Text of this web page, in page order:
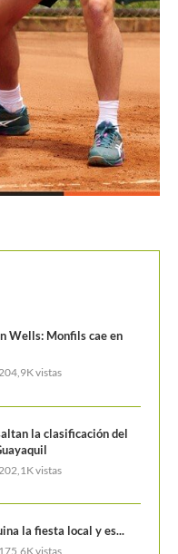
Wells: Monfils cae en
204,9K vistas
la clasificación del
202,1K vistas
la fiesta local y es...
175,6K vistas